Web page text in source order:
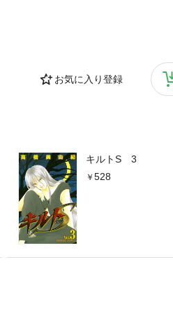
お気に入り登録
キルトS 3
528